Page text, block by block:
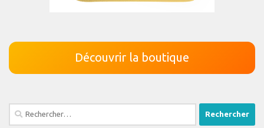
Découvrir la boutique
Rechercher :